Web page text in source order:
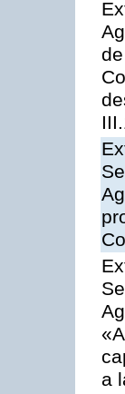
a